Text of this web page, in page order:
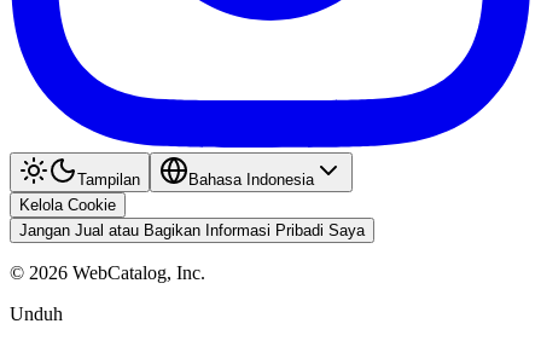
Tampilan
Bahasa Indonesia
Kelola Cookie
Jangan Jual atau Bagikan Informasi Pribadi Saya
© 2026 WebCatalog, Inc.
Unduh